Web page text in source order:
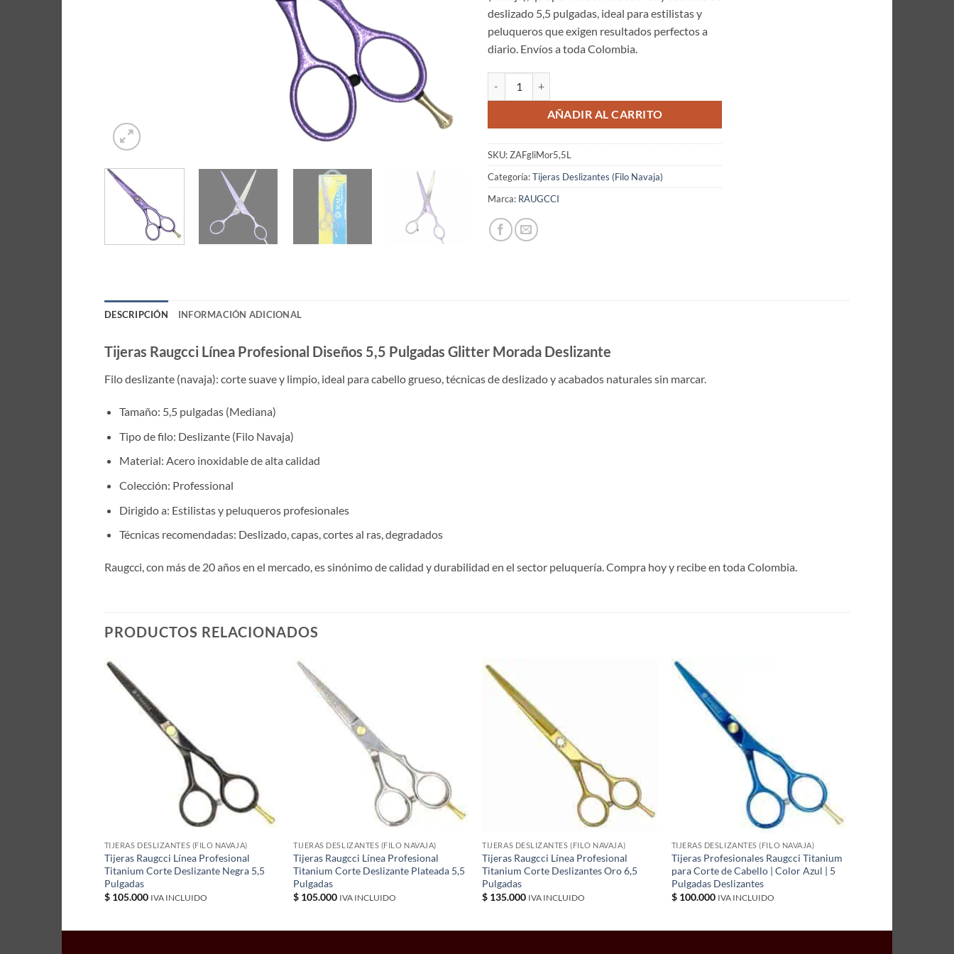
deslizado 5,5 pulgadas, ideal para estilistas y
peluqueros que exigen resultados perfectos a
diario. Envíos a toda Colombia.
AÑADIR AL CARRITO
SKU:ZAFgliMor5,5L
Categoría:Tijeras Deslizantes (Filo Navaja)
Marca: RAUGCCI
DESCRIPCIÓN INFORMACIÓN ADICIONAL
Tijeras Raugcci Línea Profesional Diseños 5,5 Pulgadas Glitter Morada Deslizante
Filo deslizante (navaja): corte suave y limpio, ideal para cabello grueso, técnicas de deslizado y acabados naturales sin marcar.
Tamaño: 5,5 pulgadas (Mediana)
Tipo de filo: Deslizante (Filo Navaja)
Material: Acero inoxidable de alta calidad
Colección: Professional
Dirigido a: Estilistas y peluqueros profesionales
Técnicas recomendadas: Deslizado, capas, cortes al ras, degradados
Raugcci, con más de 20 años en el mercado, es sinónimo de calidad y durabilidad en el sector peluquería. Compra hoy y recibe en toda Colombia.
PRODUCTOS RELACIONADOS
TIJERAS DESLIZANTES (FILO NAVAJA)
Tijeras Raugcci Línea Profesional
Titanium Corte Deslizante Negra 5,5
Pulgadas
$105.000 IVA INCLUIDO
TIJERAS DESLIZANTES (FILO NAVAJA)
Tijeras Raugcci Línea Profesional
Titanium Corte Deslizante Plateada 5,5
Pulgadas
$ 105.000 IVA INCLUIDO
TIJERAS DESLIZANTES (FILO NAVAJA)
Tijeras Raugcci Línea Profesional
Titanium Corte Deslizantes Oro 6,5
Pulgadas
$ 135.000 IVA INCLUIDO
TIJERAS DESLIZANTES (FILO NAVAJA)
Tijeras Profesionales Raugcci Titanium
para Corte de Cabello | Color Azul | 5
Pulgadas Deslizantes
$100.000 IVA INCLUIDO